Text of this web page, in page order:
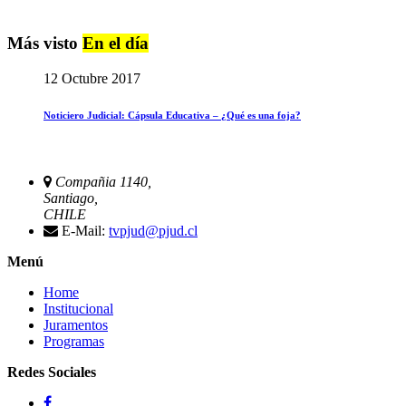
Más visto En el día
12 Octubre 2017
Noticiero Judicial: Cápsula Educativa – ¿Qué es una foja?
Compañia 1140,
Santiago,
CHILE
E-Mail: tvpjud@pjud.cl
Menú
Home
Institucional
Juramentos
Programas
Redes Sociales